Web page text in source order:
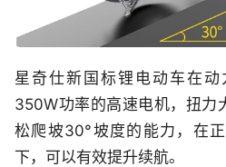
星奇仕新国标锂电动车在
350W功率的高速电机，扭力
松爬坡30°坡度的能力，在
下，可以有效提升续航。